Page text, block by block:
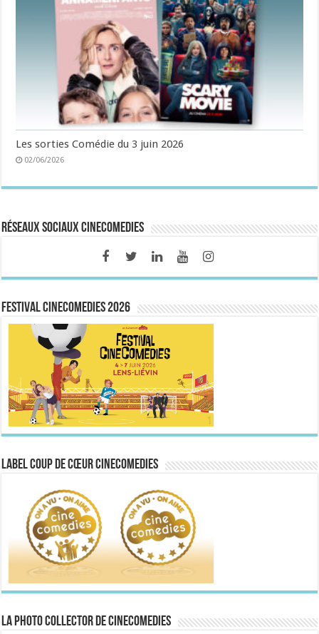
Les sorties Comédie du 3 juin 2026
02/06/2026
Réseaux sociaux CineComedies
FESTIVAL CINECOMEDIES 2026
Label Coup de Cœur CineComedies
La Photo collector de CineComedies